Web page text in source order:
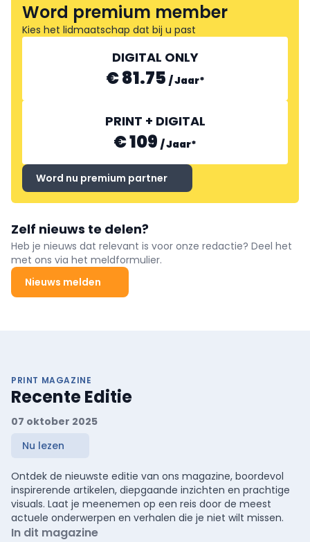
Word premium member
Kies het lidmaatschap dat bij u past
DIGITAL ONLY
€ 81.75 /Jaar*
PRINT + DIGITAL
€ 109 /Jaar*
Word nu premium partner
Zelf nieuws te delen?
Heb je nieuws dat relevant is voor onze redactie? Deel het
met ons via het meldformulier.
Nieuws melden
PRINT MAGAZINE
Recente Editie
07 oktober 2025
Nu lezen
Ontdek de nieuwste editie van ons magazine, boordevol
inspirerende artikelen, diepgaande inzichten en prachtige
visuals. Laat je meenemen op een reis door de meest
actuele onderwerpen en verhalen die je niet wilt missen.
In dit magazine